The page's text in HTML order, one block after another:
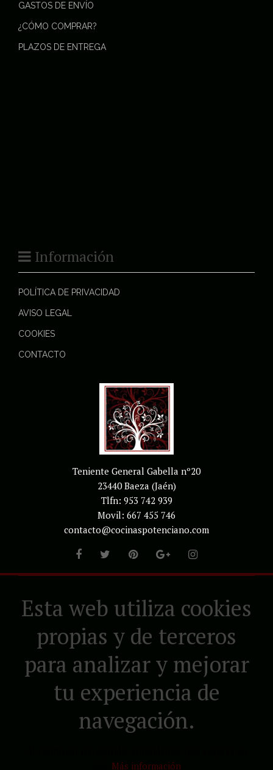
GASTOS DE ENVÍO
¿CÓMO COMPRAR?
PLAZOS DE ENTREGA
Información
POLÍTICA DE PRIVACIDAD
AVISO LEGAL
COOKIES
CONTACTO
Teniente General Gabella nº20
23440 Baeza (Jaén)
Tlfn: 953 742 939
Movil: 667 455 746
contacto@cocinaspotenciano.com
Esta web utiliza cookies
propias y de terceros
para analizar y mejorar
tu experiencia de
navegación.
Más información